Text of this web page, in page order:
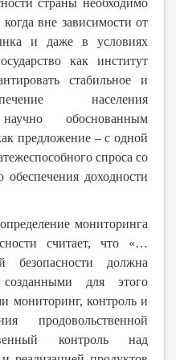
вне зависимости от
и даже в условиях
как институт
стабильное и
населения
обоснованным
предложение – с одной
спроса со
доходности
мониторинга
считает, что «…
безопасности должна
созданными для этого
мониторинг, контроль и
продовольственной
контроль над